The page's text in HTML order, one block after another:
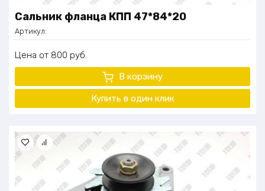
Сальник фланца КПП 47*84*20
Артикул:
Цена 800 руб.
В корзину
Купить в один клик